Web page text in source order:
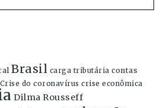
Brasil carga tributária contas
Crise do coronavírus crise econômica
Dilma Rousseff